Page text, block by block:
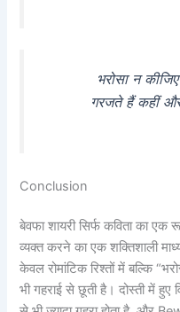
भरोसा न
गरजते हैं कहीं
Conclusion
बेवफा शायरी सिर्फ कविता का
व्यक्त करने का एक शक्तिशाली
केवल रोमांटिक रिश्तों में बल्कि
भी गहराई से छूती है। दोस्ती में हुए